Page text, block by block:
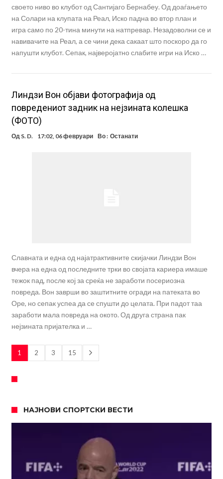
своето ниво во клубот од Сантијаго Бернабеу. Од доаѓањето
на Солари на клупата на Реал, Иско падна во втор план и
игра само по 20-тина минути на натпревар. Незадоволни се и
навивачите на Реал, а се чини дека сакаат што поскоро да го
напушти клубот. Сепак, најверојатно слабите игри на Иско …
Линдзи Вон објави фотографија од
повредениот задник на нејзината колешка
(ФОТО)
Од S. D. 17:02, 06 февруари Во : Останати
Славната и една од најатрактивните скијачки Линдзи Вон
вчера на една од последните трки во својата кариера имаше
тежок пад, после кој за среќа не заработи посериозна
повреда. Вон заврши во заштитните огради на патеката во
Оре, но сепак успеа да се спушти до целата. При падот таа
заработи мала повреда на окото. Од друга страна пак
нејзината пријателка и …
1 2 3 15
НАЈНОВИ СПОРТСКИ ВЕСТИ